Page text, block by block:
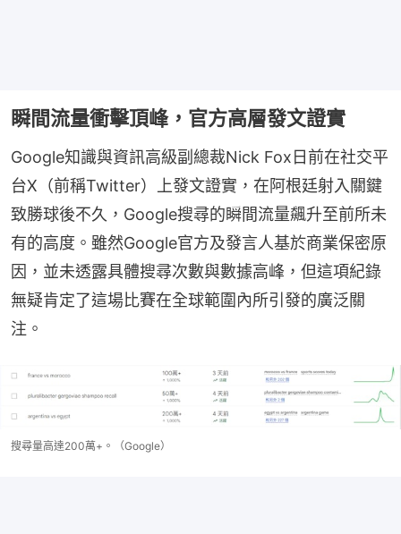
瞬間流量衝擊頂峰，官方高層發文證實
Google知識與資訊高級副總裁Nick Fox日前在社交平
台X（前稱Twitter）上發文證實，在阿根廷射入關鍵
致勝球後不久，Google搜尋的瞬間流量飆升至前所未
有的高度。雖然Google官方及發言人基於商業保密原
因，並未透露具體搜尋次數與數據高峰，但這項紀錄
無疑肯定了這場比賽在全球範圍內所引發的廣泛關
注。
搜尋量高達200萬+。（Google）